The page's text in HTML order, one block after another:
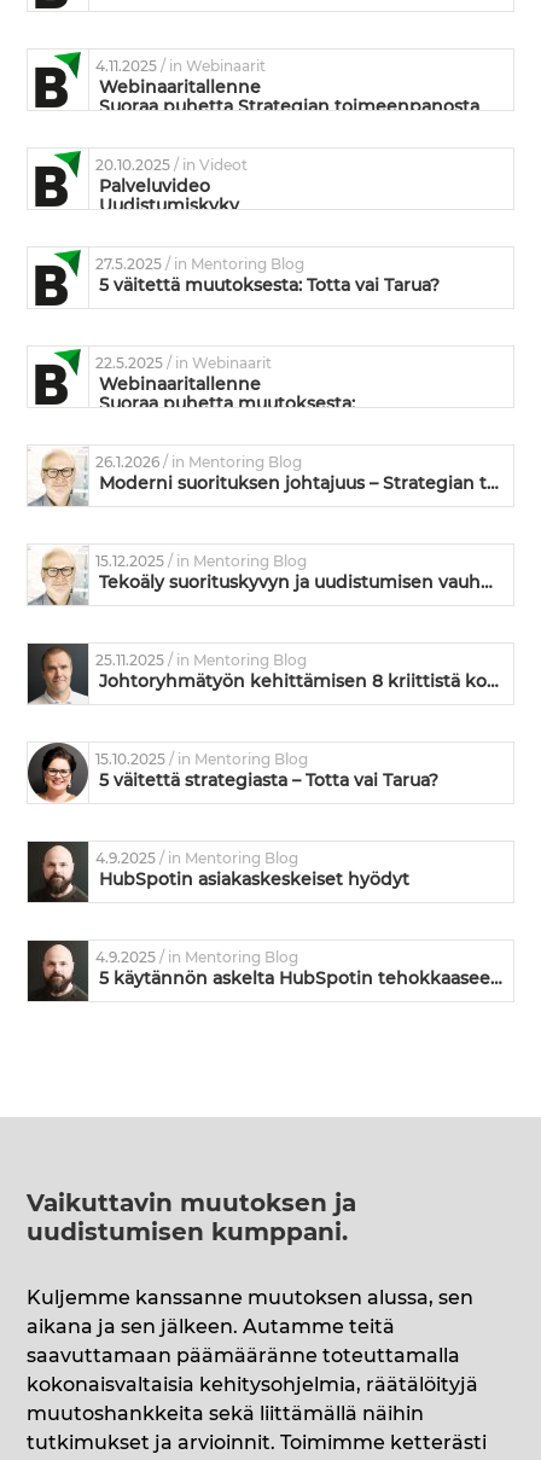
4.11.2025/ in Webinaarit
Webinaaritallenne
Suoraa puhetta Strategian toimeenpanosta
20.10.2025/ in Videot
Palveluvideo
Uudistumiskyky
27.5.2025/ in Mentoring Blog
5 väitettä muutoksesta: Totta vai Tarua?
22.5.2025/ in Webinaarit
Webinaaritallenne
Suoraa puhetta muutoksesta:
26.1.2026/ in Mentoring Blog
Moderni suorituksen johtajuus – Strategian toimeenpanoa ja kyvykkyyden kehittämistä
15.12.2025/ in Mentoring Blog
Tekoäly suorituskyvyn ja uudistumisen vauhdittajana
25.11.2025/ in Mentoring Blog
Johtoryhmätyön kehittämisen 8 kriittistä kohtaa – missä kunnossa on teidän johtoryhmänne?
15.10.2025/ in Mentoring Blog
5 väitettä strategiasta – Totta vai Tarua?
4.9.2025/ in Mentoring Blog
HubSpotin asiakaskeskeiset hyödyt
4.9.2025/ in Mentoring Blog
5 käytännön askelta HubSpotin tehokkaaseen käyttöönottoon
Vaikuttavin muutoksen ja
uudistumisen kumppani.
Kuljemme kanssanne muutoksen alussa, sen
aikana ja sen jälkeen. Autamme teitä
saavuttamaan päämääränne toteuttamalla
kokonaisvaltaisia kehitysohjelmia, räätälöityjä
muutoshankkeita sekä liittämällä näihin
tutkimukset ja arvioinnit. Toimimme ketterästi